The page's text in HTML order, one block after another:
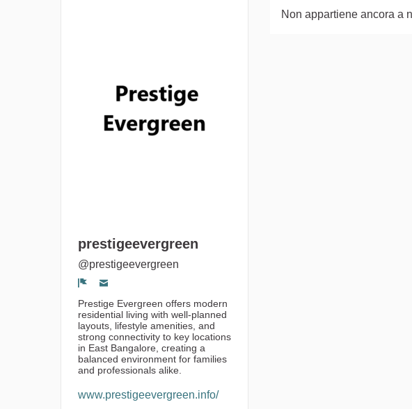
prestigeevergreen
@prestigeevergreen
Segnala un problema
Prestige Evergreen offers modern
residential living with well-planned
layouts, lifestyle amenities, and
strong connectivity to key locations
in East Bangalore, creating a
balanced environment for families
and professionals alike.
www.prestigeevergreen.info/
Non appartiene ancora a